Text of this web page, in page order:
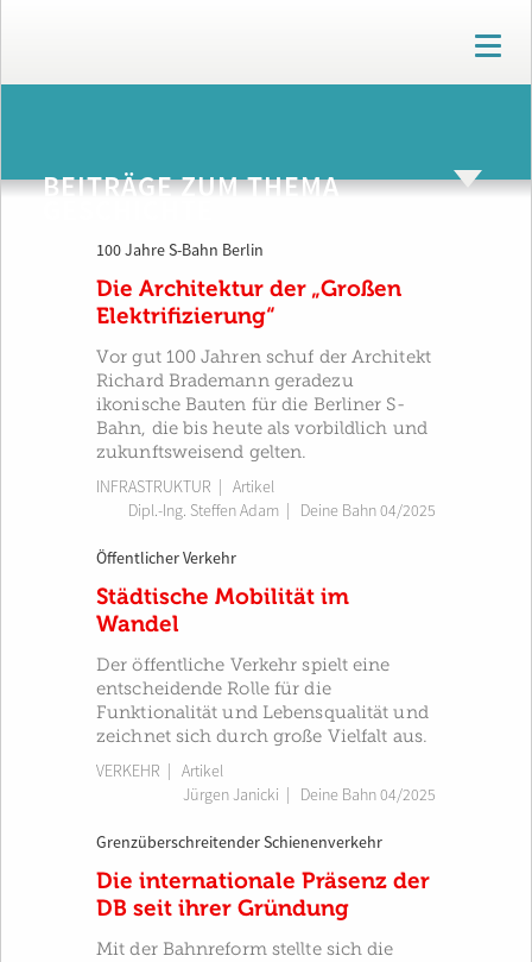
T
o
g
n
BEITRÄGE ZUM THEMA
100 Jahre S-Bahn Berlin
Die Architektur der „Großen
Elektrifizierung“
Vor gut 100 Jahren schuf der Architekt
Richard Brademann geradezu
ikonische Bauten für die Berliner S-
Bahn, die bis heute als vorbildlich und
zukunftsweisend gelten.
INFRASTRUKTUR | Artikel
Dipl.-Ing. Steffen Adam
Deine Bahn 04/2025
Öffentlicher Verkehr
Städtische Mobilität im
Wandel
Der öffentliche Verkehr spielt eine
entscheidende Rolle für die
Funktionalität und Lebensqualität und
zeichnet sich durch große Vielfalt aus.
VERKEHR | Artikel
Jürgen Janicki
Deine Bahn 04/2025
Grenzüberschreitender Schienenverkehr
Die internationale Präsenz der
DB seit ihrer Gründung
Mit der Bahnreform stellte sich die